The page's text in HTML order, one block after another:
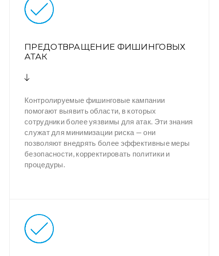
ПРЕДОТВРАЩЕНИЕ ФИШИНГОВЫХ
АТАК
Контролируемые фишинговые кампании
помогают выявить области, в которых
сотрудники более уязвимы для атак. Эти знания
служат для минимизации риска — они
позволяют внедрять более эффективные меры
безопасности, корректировать политики и
процедуры.